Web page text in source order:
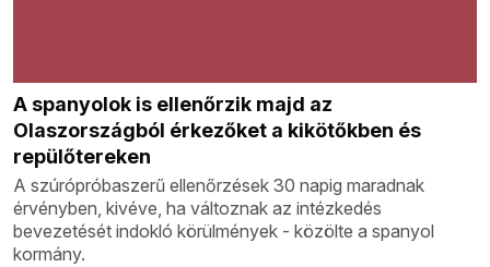
A spanyolok is ellenőrzik majd az
Olaszországból érkezőket a kikötőkben és
repülőtereken
A szúrópróbaszerű ellenőrzések 30 napig maradnak
érvényben, kivéve, ha változnak az intézkedés
bevezetését indokló körülmények - közölte a spanyol
kormány.